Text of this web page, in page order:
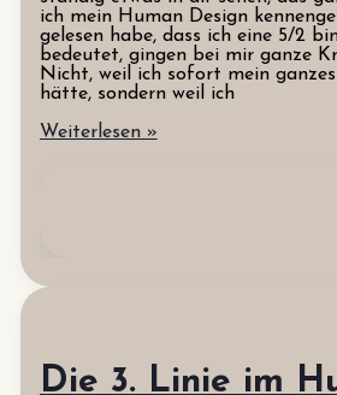
ich mein Human Design
gelesen habe, dass ich eine 5/2
bedeutet, gingen bei mir ganze
Nicht, weil ich sofort mein
hätte, sondern weil ich
Die
Weiterlesen »
Die 3. Linie im